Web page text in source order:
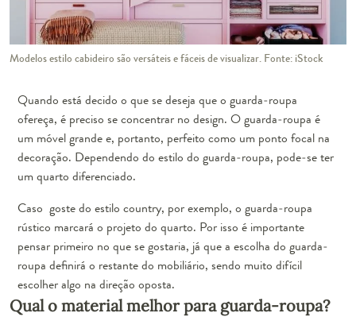
Modelos estilo cabideiro são versáteis e fáceis de visualizar. Fonte: iStock
Quando está decido o que se deseja que o guarda-roupa
ofereça, é preciso se concentrar no design. O guarda-roupa é
um móvel grande e, portanto, perfeito como um ponto focal na
decoração. Dependendo do estilo do guarda-roupa, pode-se ter
um quarto diferenciado.
Caso goste do estilo country, por exemplo, o guarda-roupa
rústico marcará o projeto do quarto. Por isso é importante
pensar primeiro no que se gostaria, já que a escolha do guarda-
roupa definirá o restante do mobiliário, sendo muito difícil
escolher algo na direção oposta.
Qual o material melhor para guarda-roupa?